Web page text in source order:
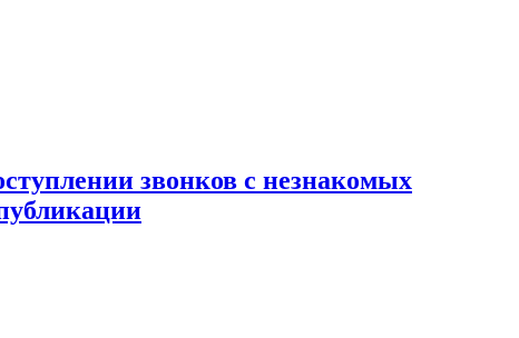
звонков с незнакомых